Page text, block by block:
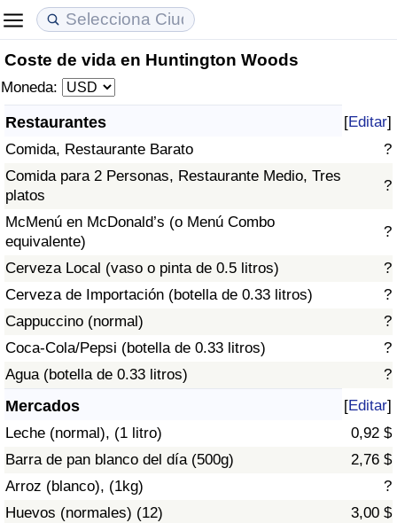
Coste de vida en Huntington Woods
Moneda:
Restaurantes [Editar]
Comida, Restaurante Barato
?
Comida para 2 Personas, Restaurante Medio, Tres
platos
?
McMenú en McDonald’s (o Menú Combo
equivalente)
?
Cerveza Local (vaso o pinta de 0.5 litros)
?
Cerveza de Importación (botella de 0.33 litros)
?
Cappuccino (normal)
?
Coca-Cola/Pepsi (botella de 0.33 litros)
?
Agua (botella de 0.33 litros)
?
Mercados [Editar]
Leche (normal), (1 litro)
0,92 $
Barra de pan blanco del día (500g)
2,76 $
Arroz (blanco), (1kg)
?
Huevos (normales) (12)
3,00 $
Coste de vida
Índice de Costo de Vida
Índice de costo de vida por país
en aqaba
Precios de las propiedades
Índice de Precios de Inmuebles
Índice de Precios de Inmuebles por País
Calidad de Vida
Índice de Calidad de Vida (Actual)
Índice de calidad de vida por país
Delincuencia
Calificación del Índice de Criminalidad
(Actual)
Índice de Criminalidad
Índice de criminalidad por país
Sanidad
Índice de Sanidad (Actual)